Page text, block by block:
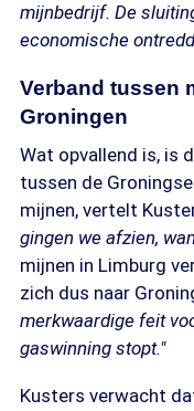
mijnbedrijf. De
economische
Verband tussen
Groningen
Wat opvallend is, is
tussen de
mijnen, vertelt
gingen we afzien,
mijnen in Limburg
zich dus naar
merkwaardige feit
gaswinning stopt."
Kusters verwacht